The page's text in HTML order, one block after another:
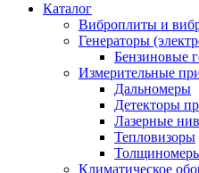
Каталог
Виброплиты и
Генераторы
Бензиновые
Измерительные
Дальномеры
Детекторы
Лазерные
Тепловизоры
Климатическое